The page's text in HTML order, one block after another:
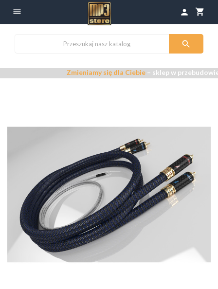
 shopping_cart
person

Zmieniamy się dla Ciebie– sklep w przebudowie –